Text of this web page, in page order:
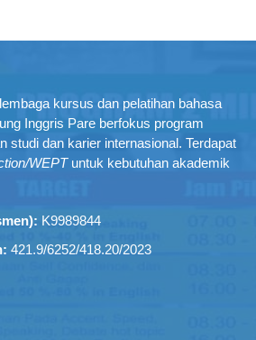
kursus dan pelatihan bahasa
Inggris Pare berfokus program
studi dan karier internasional. Terdapat
WEPTuntuk kebutuhan akademik
K9989844
421.9/6252/418.20/2023